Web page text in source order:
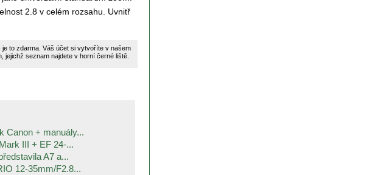
2.8 v celém rozsahu. Uvnitř
je to zdarma. Váš účet si vytvoříte v našem
seznam najdete v horní černé liště.
Canon + manuály...
III + EF 24-...
A7 a...
12-35mm/F2.8...